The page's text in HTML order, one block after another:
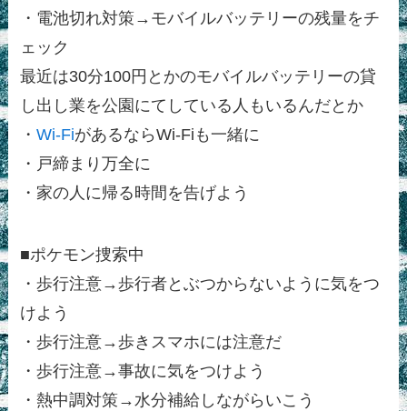
・電池切れ対策→モバイルバッテリーの残量をチ
ェック
最近は30分100円とかのモバイルバッテリーの貸
し出し業を公園にてしている人もいるんだとか
・Wi-FiがあるならWi-Fiも一緒に
・戸締まり万全に
・家の人に帰る時間を告げよう
■ポケモン捜索中
・歩行注意→歩行者とぶつからないように気をつ
けよう
・歩行注意→歩きスマホには注意だ
・歩行注意→事故に気をつけよう
・熱中調対策→水分補給しながらいこう